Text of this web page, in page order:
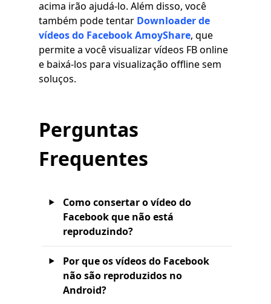
acima irão ajudá-lo. Além disso, você
também pode tentar Downloader de
vídeos do Facebook AmoyShare, que
permite a você visualizar vídeos FB online
e baixá-los para visualização offline sem
soluços.
Perguntas
Frequentes
Como consertar o vídeo do
Facebook que não está
reproduzindo?
Por que os vídeos do Facebook
não são reproduzidos no
Android?